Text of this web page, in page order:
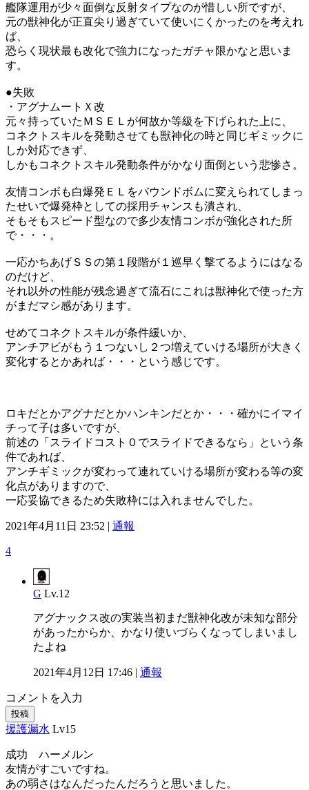
艦隊運用が少々面倒な反射タイプなのが惜しい所ですが、
元の獣神化が正直尖り過ぎていて使いにくかったのを考えれ
ば、
恐らく現状最も改化で強力になったガチャ限かなと思いま
す。
●失敗
・アグナムートＸ改
元々持っていたＭＳＥＬが何故か等級を下げられた上に、
コネクトスキルを発動させても獣神化の時と同じギミックに
しか対応できず、
しかもコネクトスキル発動条件がかなり面倒という悲惨さ。
友情コンボも白爆発ＥＬをバウンドボムに変えられてしまっ
たせいで爆発枠としての採用チャンスも潰され、
そもそもスピード型なので多少友情コンボが強化された所
で・・・。
一応かちあげＳＳの第１段階が１巡早く撃てるようにはなる
のだけど、
それ以外の性能が残念過ぎて流石にこれは獣神化で使った方
がまだマシ感があります。
せめてコネクトスキルが条件緩いか、
アンチアビがもう１つないし２つ増えていける場所が大きく
変化するとかあれば・・・という感じです。
ロキだとかアグナだとかハンキンだとか・・・確かにイマイ
チって子は多いですが、
前述の「スライドコスト０でスライドできるなら」という条
件であれば、
アンチギミックが変わって連れていける場所が変わる等の変
化点がありますので、
一応妥協できるため失敗枠には入れませんでした。
2021年4月11日 23:52 | 通報
4
G Lv.12
アグナックス改の実装当初まだ獣神化改が未知な部分
があったからか、かなり使いづらくなってしまいまし
たよね
2021年4月12日 17:46 | 通報
コメントを入力
投稿
援護漏水 Lv15
成功 ハーメルン
友情がすごいですね。
あの弱さはなんだったんだろうと思いました。